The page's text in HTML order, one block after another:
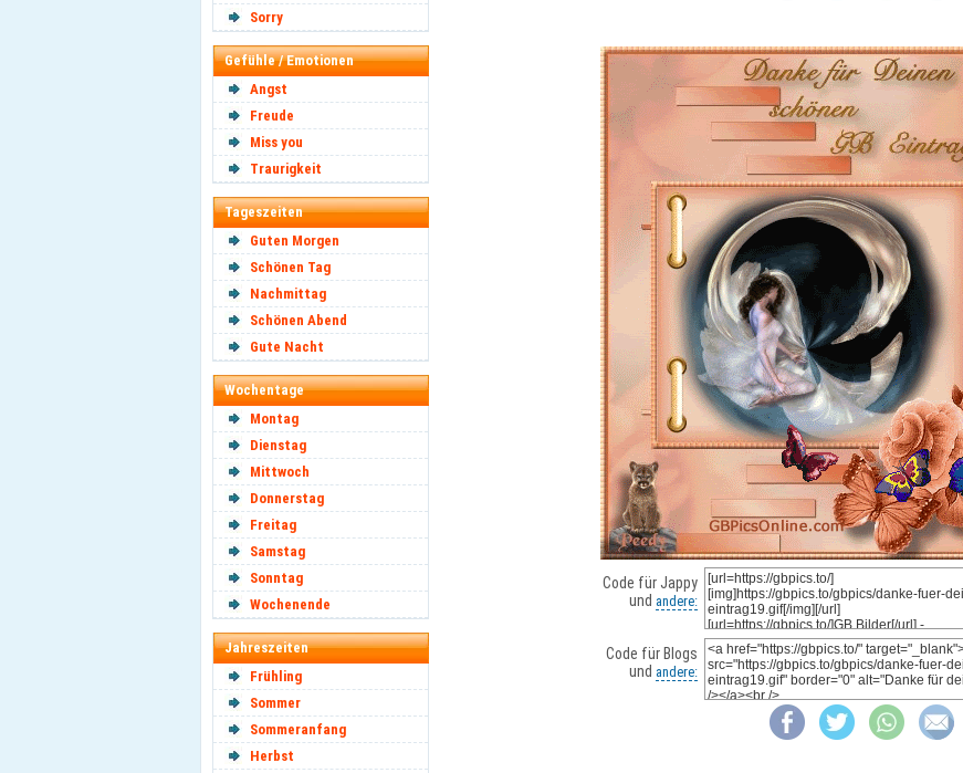
Sorry
Gefühle / Emotionen
Angst
Freude
Miss you
Traurigkeit
Tageszeiten
Guten Morgen
Schönen Tag
Nachmittag
Schönen Abend
Gute Nacht
Wochentage
Montag
Dienstag
Mittwoch
Donnerstag
Freitag
Samstag
Sonntag
Wochenende
Jahreszeiten
Frühling
Sommer
Sommeranfang
Herbst
Code für Jappy
und andere:
Code für Blogs
und andere: